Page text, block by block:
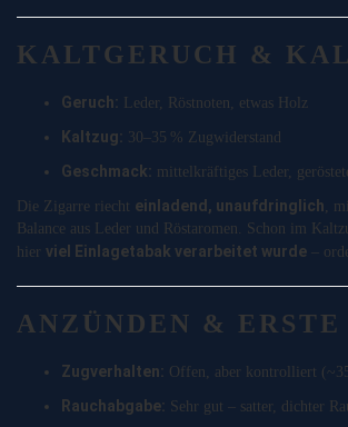
KALTGERUCH &
Geruch: Leder, Röstnoten, etwas Holz
Kaltzug: 30–35 % Zugwiderstand
Geschmack: mittelkräftiges Leder,
Die Zigarre riecht einladend, unaufdringlich ,
Balance aus Leder und Röstaromen. Schon im
hier viel Einlagetabak verarbeitet wurde –
ANZÜNDEN & ERSTE
Zugverhalten: Offen, aber kontrolliert
Rauchabgabe: Sehr gut – satter, dichter